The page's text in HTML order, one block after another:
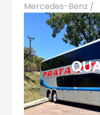
Mercedes-Benz /